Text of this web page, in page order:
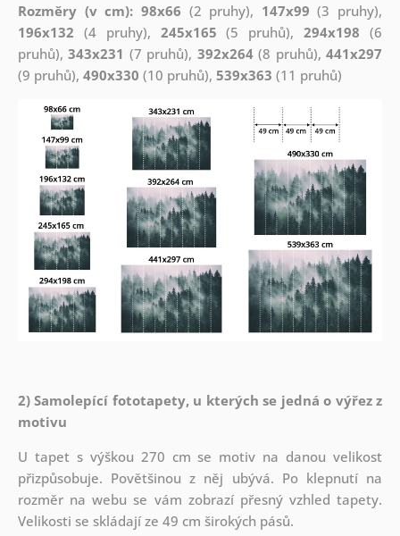
Rozměry (v cm): 98x66 (2 pruhy), 147x99 (3 pruhy),
196x132 (4 pruhy), 245x165 (5 pruhů),294x198 (6
pruhů),343x231 (7 pruhů), 392x264(8 pruhů),441x297
(9 pruhů), 490x330 (10 pruhů), 539x363 (11 pruhů)
2) Samolepící fototapety, u kterých se jedná o výřez z
motivu
U tapet s výškou 270 cm se motiv na danou velikost
přizpůsobuje. Povětšinou z něj ubývá. Po klepnutí na
rozměr na webu se vám zobrazí přesný vzhled tapety.
Velikosti se skládají ze 49 cm širokých pásů.